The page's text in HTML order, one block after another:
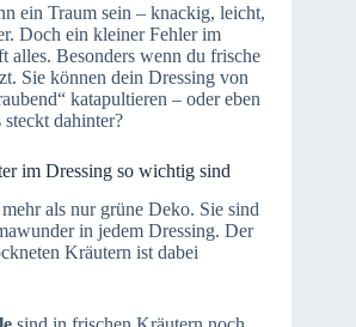
ein Traum sein – knackig, leicht,
Doch ein kleiner Fehler im
alles. Besonders wenn du frische
Sie können dein Dressing von
katapultieren – oder eben
dahinter?
im Dressing so wichtig sind
als nur grüne Deko. Sie sind
in jedem Dressing. Der
Kräutern ist dabei